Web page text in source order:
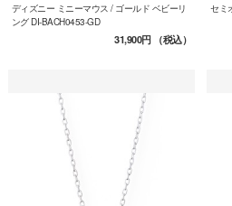
ディズニー ミニーマウス / ゴールド ベビーリ
ング DI-BACH0453-GD
31,900円（税込）
セミ